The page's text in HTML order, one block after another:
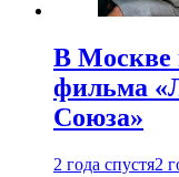
В Москве
фильма
Союза»
2 года спустя2